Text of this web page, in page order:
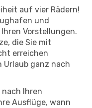
auf vier Rädern!
und
Vorstellungen.
die Sie mit
erreichen
Urlaub ganz nach
nach Ihren
Ausflüge, wann